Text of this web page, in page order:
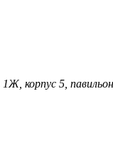
корпус 5,